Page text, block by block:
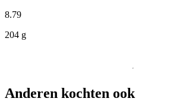
8.79
204 g
Anderen kochten ook